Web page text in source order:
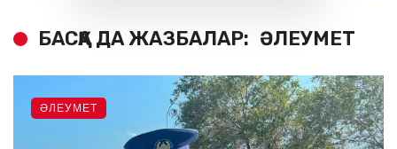
БАСҚА ДА ЖАЗБАЛАР: ӘЛЕУМЕТ
ӘЛЕУМЕТ